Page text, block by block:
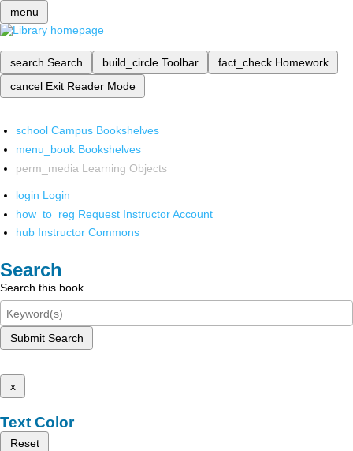
menu
search Search build_circle Toolbar fact_check Homework
cancel Exit Reader Mode
school Campus Bookshelves
menu_book Bookshelves
perm_media Learning Objects
login Login
how_to_reg Request Instructor Account
hub Instructor Commons
Search
Search this book
Submit Search
x
Text Color
Reset